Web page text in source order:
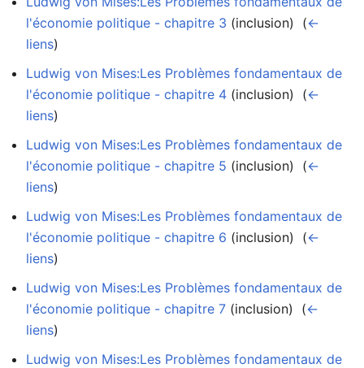
l'économie politique - chapitre 3 (inclusion) ‎ (←
liens)
Ludwig von Mises:Les Problèmes fondamentaux de
l'économie politique - chapitre 4 (inclusion) ‎ (←
liens)
Ludwig von Mises:Les Problèmes fondamentaux de
l'économie politique - chapitre 5 (inclusion) ‎ (←
liens)
Ludwig von Mises:Les Problèmes fondamentaux de
l'économie politique - chapitre 6 (inclusion) ‎ (←
liens)
Ludwig von Mises:Les Problèmes fondamentaux de
l'économie politique - chapitre 7 (inclusion) ‎ (←
liens)
Ludwig von Mises:Les Problèmes fondamentaux de